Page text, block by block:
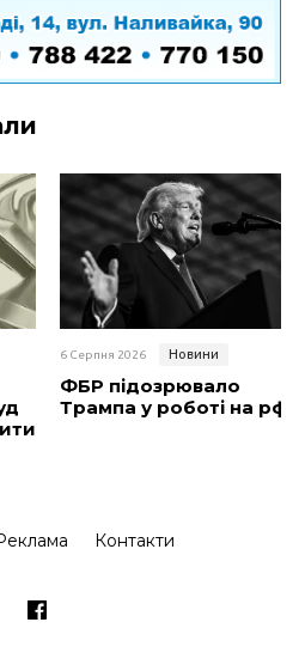
6 Серпня 2026 Новини
ФБР підозрювало
Трампа у роботі на рф
Контакти